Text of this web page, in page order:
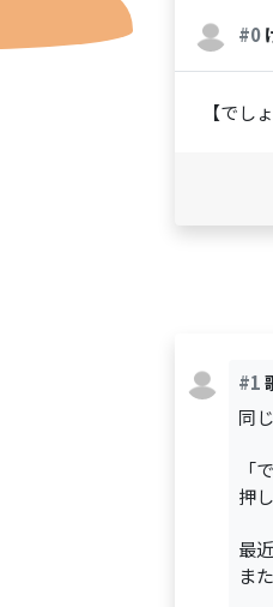
#0
【でし
#1
同
「
押
最
ま